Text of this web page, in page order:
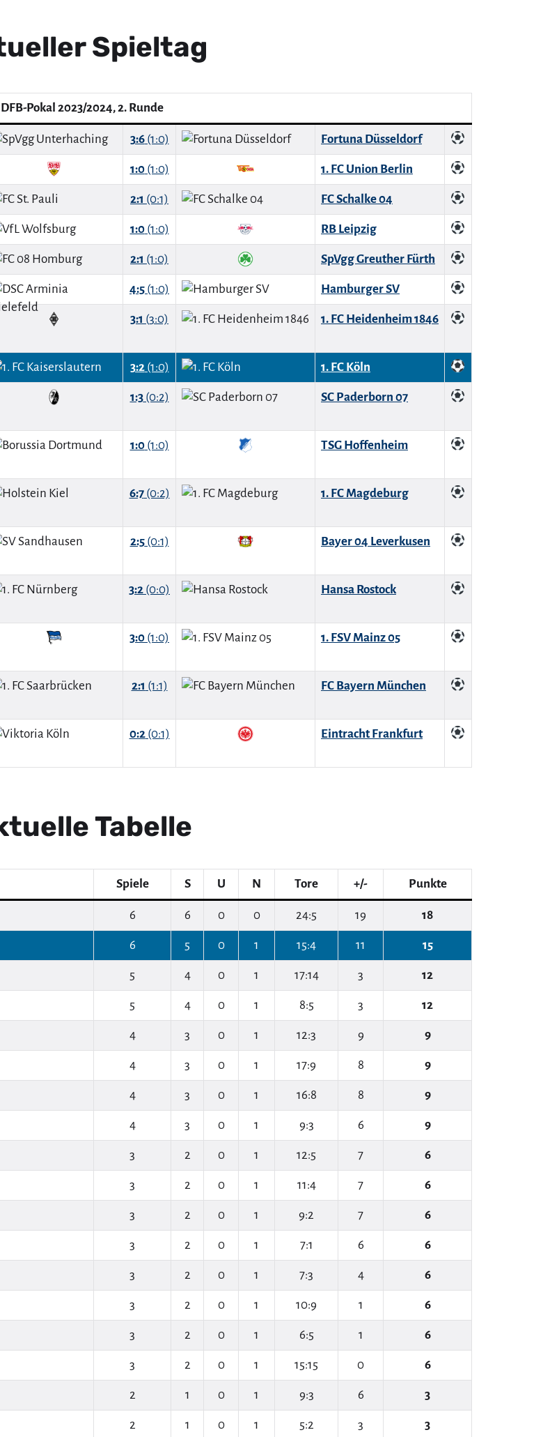
Spieltag
DFB-Pokal 2023/2024, 2. Runde
3:6(1:0) Fortuna Düsseldorf
1:0(1:0) 1. FC Union Berlin
2:1 (0:1) FC Schalke 04
1:0(1:0) RB Leipzig
2:1 (1:0) SpVgg Greuther Fürth
4:5 (1:0) Hamburger SV
3:1 (3:0) 1. FC Heidenheim 1846
3:2(1:0) 1. FC Köln
1:3(0:2) SC Paderborn 07
1:0(1:0) TSG Hoffenheim
6:7(0:2) 1. FC Magdeburg
2:5(0:1) Bayer 04 Leverkusen
3:2 (0:0) Hansa Rostock
3:0 (1:0) 1. FSV Mainz 05
2:1 (1:1) FC Bayern München
0:2(0:1) Eintracht Frankfurt
Tabelle
Spiele S U N Tore +/- Punkte
6 6 0 0 24:5 19 18
6 5 0 1 15:4 11 15
5 4 0 1 17:14 3 12
5 4 0 1 8:5 3 12
4 3 0 1 12:3 9 9
4 3 0 1 17:9 8 9
4 3 0 1 16:8 8 9
4 3 0 1 9:3 6 9
3 2 0 1 12:5 7 6
3 2 0 1 11:4 7 6
3 2 0 1 9:2 7 6
3 2 0 1 7:1 6 6
3 2 0 1 7:3 4 6
3 2 0 1 10:9 1 6
3 2 0 1 6:5 1 6
3 2 0 1 15:15 0 6
2 1 0 1 9:3 6 3
2 1 0 1 5:2 3 3